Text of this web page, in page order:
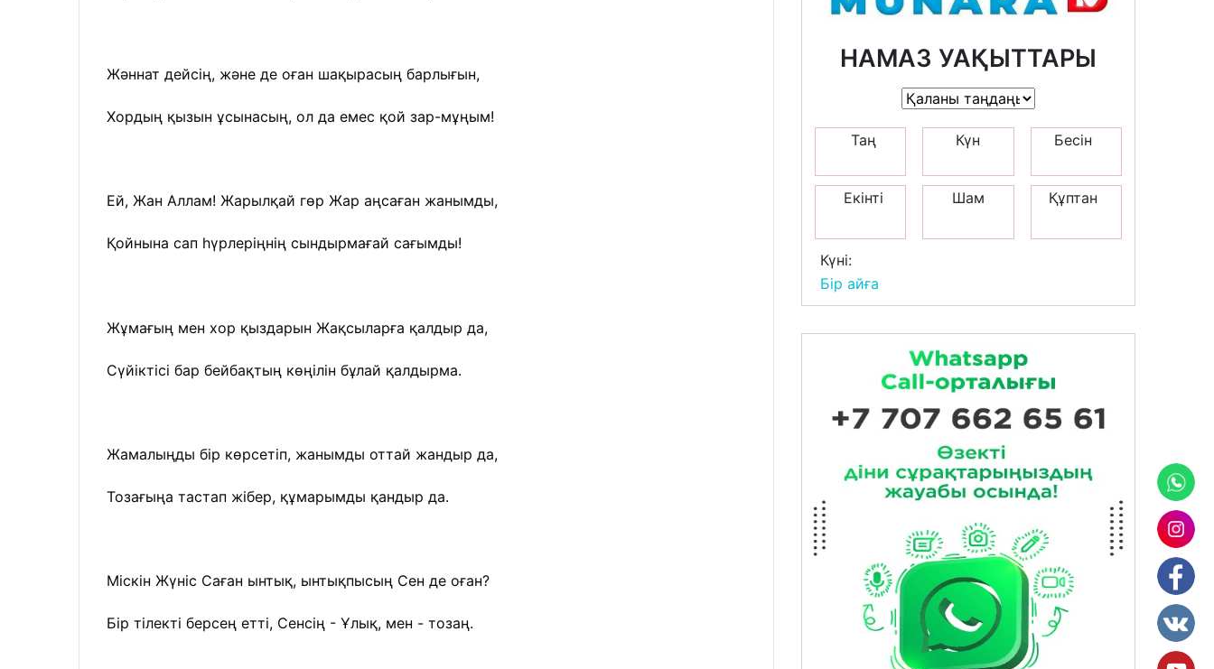
Жәннат дейсің, және де оған шақырасың барлығын,
Хордың қызын ұсынасың, ол да емес қой зар-мұңым!
Ей, Жан Аллам! Жарылқай гөр Жар аңсаған жанымды,
Қойнына сап һүрлеріңнің сындырмағай сағымды!
Жұмағың мен хор қыздарын Жақсыларға қалдыр да,
Сүйіктісі бар бейбақтың көңілін бұлай қалдырма.
Жамалыңды бір көрсетіп, жанымды оттай жандыр да,
Тозағыңа тастап жібер, құмарымды қандыр да.
Міскін Жүніс Саған ынтық, ынтықпысың Сен де оған?
Бір тілекті берсең етті, Сенсің - Ұлық, мен - тозаң.
НАМАЗ УАҚЫТТАРЫ
Таң Күн Бесін
Екінті Шам Құптан
Күні:
Бір айға